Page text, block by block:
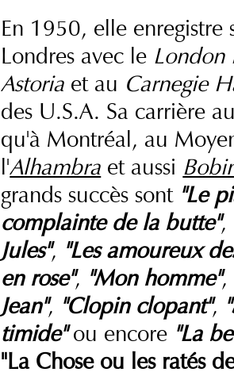
En 1950, elle enregistre
Londres avec le London
Astoria et au Carnegie
des U.S.A. Sa carrière
qu'à Montréal, au
l'Alhambra et aussi
grands succès sont "Le
complainte de la butte",
Jules", "Les amoureux
en rose", "Mon homme",
Jean", "Clopin clopant",
timide"ou encore "La
"La Chose ou les ratés